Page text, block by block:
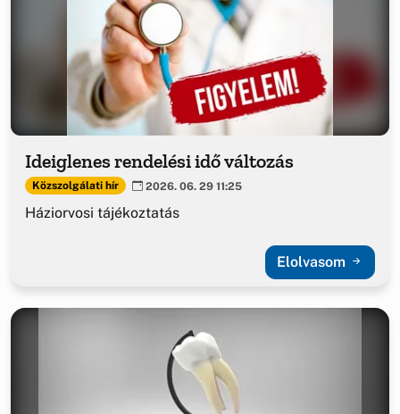
Ideiglenes rendelési idő változás
Közszolgálati hír 2026. 06. 29 11:25
Háziorvosi tájékoztatás
Elolvasom